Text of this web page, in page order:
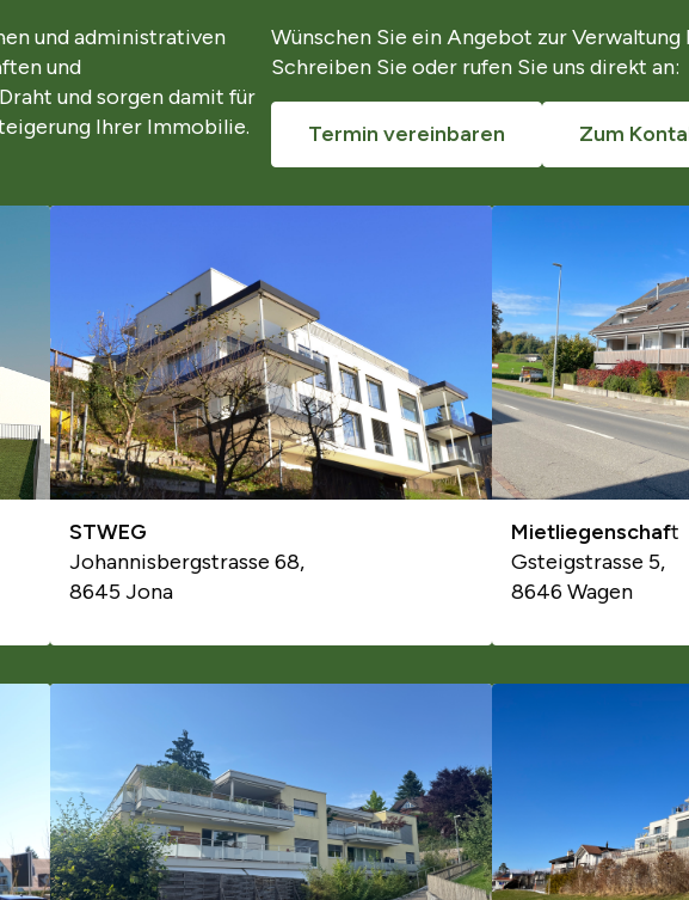
und administrativen
und
und sorgen damit für
Ihrer Immobilie.
Wünschen Sie ein Angebot zur
Schreiben Sie oder rufen Sie uns direkt an:
Termin vereinbaren Zum
STWEG
Johannisbergstrasse 68,
8645 Jona
Mietliegenschaft
Gsteigstrasse 5,
8646 Wagen